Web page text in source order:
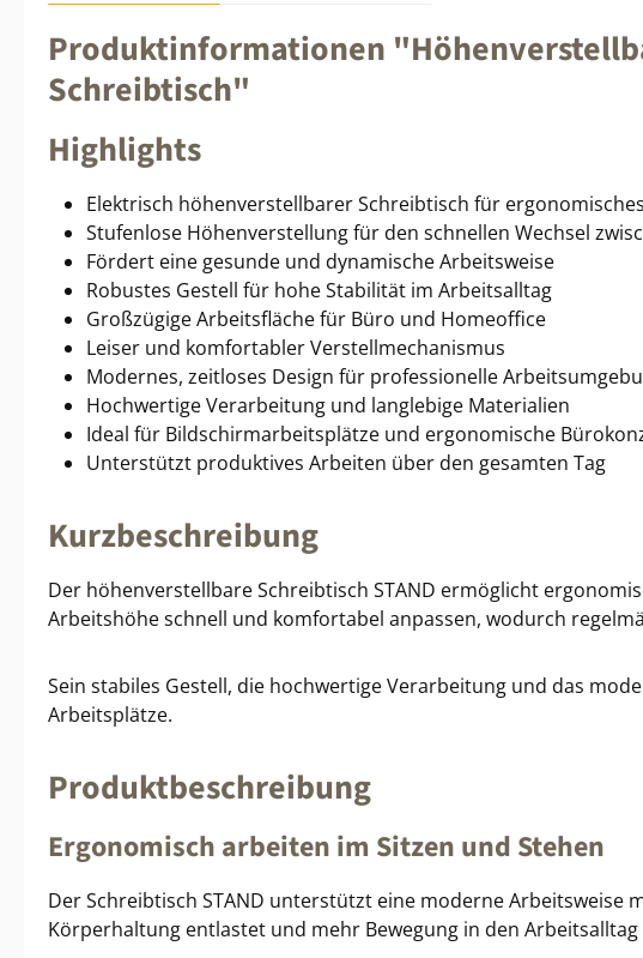
Produktinformationen
Schreibtisch"
Highlights
Elektrisch höhenverstellbarer Schreibtisch für
Stufenlose Höhenverstellung für den schnellen Wechsel
Fördert eine gesunde und dynamische Arbeitsweise
Robustes Gestell für hohe Stabilität im Arbeitsalltag
Großzügige Arbeitsfläche für Büro und Homeoffice
Leiser und komfortabler Verstellmechanismus
Modernes, zeitloses Design für professionelle
Hochwertige Verarbeitung und langlebige Materialien
Ideal für Bildschirmarbeitsplätze und ergonomische
Unterstützt produktives Arbeiten über den gesamten Tag
Kurzbeschreibung
Der höhenverstellbare Schreibtisch STAND ermöglicht
Arbeitshöhe schnell und komfortabel anpassen, wodurch
Sein stabiles Gestell, die hochwertige Verarbeitung und das
Arbeitsplätze.
Produktbeschreibung
Ergonomisch arbeiten im Sitzen und Stehen
Der Schreibtisch STAND unterstützt eine moderne
Körperhaltung entlastet und mehr Bewegung in den